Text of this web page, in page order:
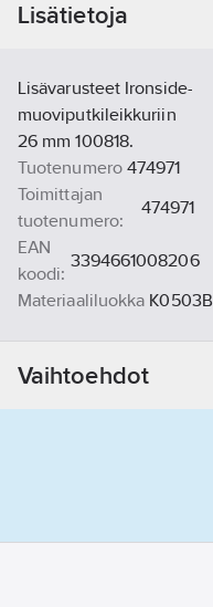
Lisätietoja
Lisävarusteet Ironside-
muoviputkileikkuriin
26 mm 100818.
Tuotenumero 474971
Toimittajan
tuotenumero:
474971
EAN
koodi:
3394661008206
Materiaaliluokka K0503B
Vaihtoehdot